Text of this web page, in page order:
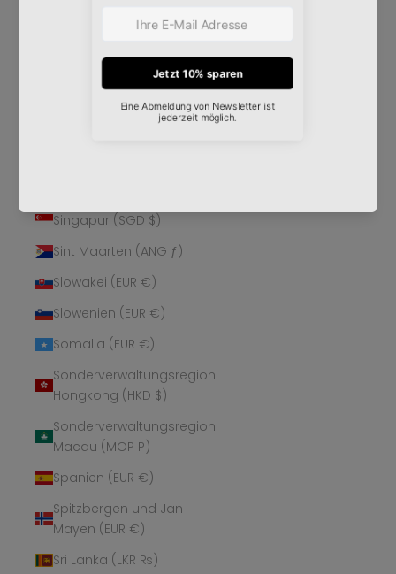
Schweiz (CHF CHF)
Senegal (XOF Fr)
Serbien (RSD РСД)
Seychellen (EUR €)
Singapur (SGD $)
Sint Maarten (ANG ƒ)
Slowakei (EUR €)
Slowenien (EUR €)
Somalia (EUR €)
Sonderverwaltungsregion
Hongkong (HKD $)
Sonderverwaltungsregion
Macau (MOP P)
Spanien (EUR €)
Spitzbergen und Jan
Mayen (EUR €)
Sri Lanka (LKR ₨)